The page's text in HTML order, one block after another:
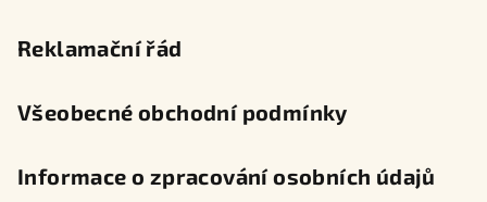
Reklamační řád
Všeobecné obchodní podmínky
Informace o zpracování osobních údajů